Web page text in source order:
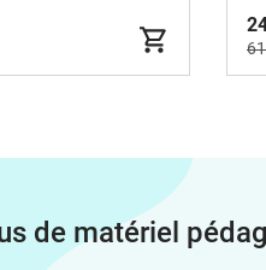
de matériel